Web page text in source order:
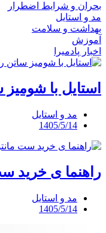
بحران و شرایط اضطرار
مد و استایل
بهداشت و سلامت
آموزش
اخبار پادمیرا
استایل با
مد و استایل
1405/5/14
راهنما ی خرید
مد و استایل
1405/5/14